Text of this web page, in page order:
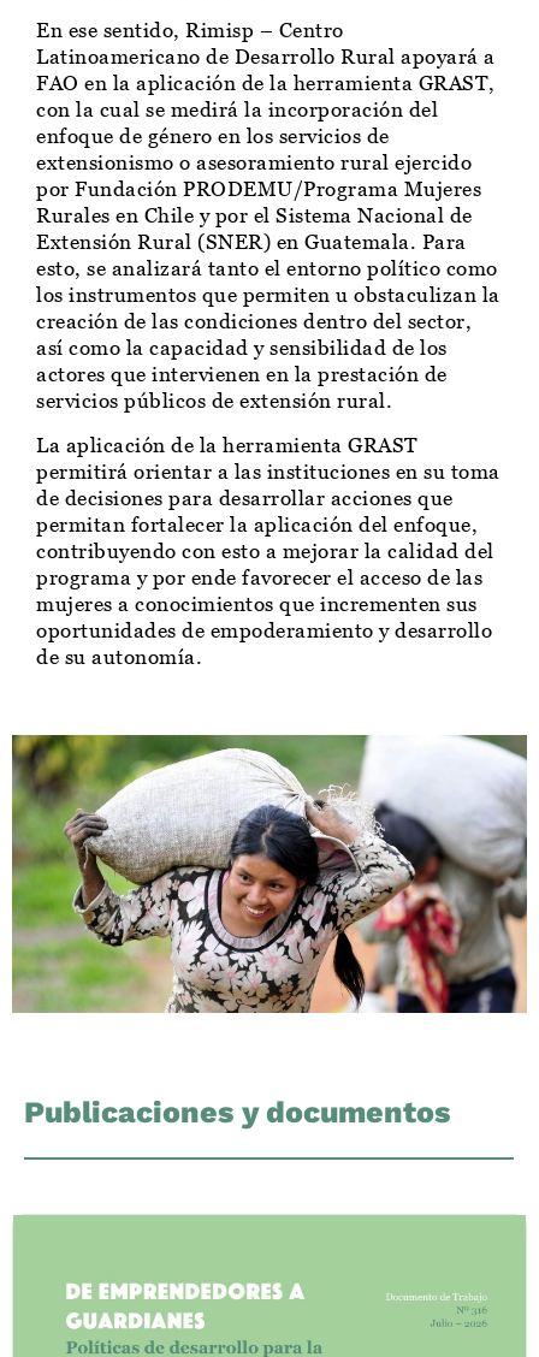
En ese sentido, Rimisp – Centro
Latinoamericano de Desarrollo Rural apoyará a
FAO en la aplicación de la herramienta GRAST,
con la cual se medirá la incorporación del
enfoque de género en los servicios de
extensionismo o asesoramiento rural ejercido
por Fundación PRODEMU/Programa Mujeres
Rurales en Chile y por el Sistema Nacional de
Extensión Rural (SNER) en Guatemala. Para
esto, se analizará tanto el entorno político como
los instrumentos que permiten u obstaculizan la
creación de las condiciones dentro del sector,
así como la capacidad y sensibilidad de los
actores que intervienen en la prestación de
servicios públicos de extensión rural.
La aplicación de la herramienta GRAST
permitirá orientar a las instituciones en su toma
de decisiones para desarrollar acciones que
permitan fortalecer la aplicación del enfoque,
contribuyendo con esto a mejorar la calidad del
programa y por ende favorecer el acceso de las
mujeres a conocimientos que incrementen sus
oportunidades de empoderamiento y desarrollo
de su autonomía.
Publicaciones y documentos